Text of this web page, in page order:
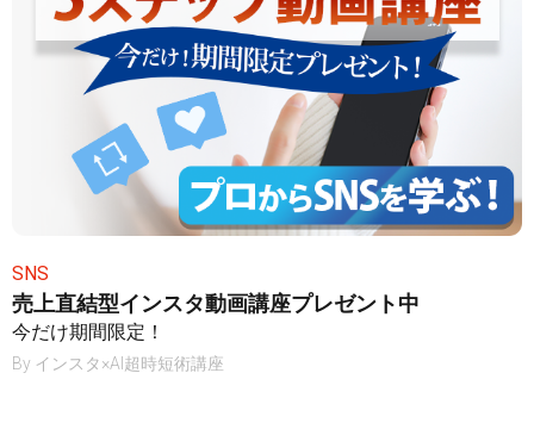
SNS
売上直結型インスタ動画講座プレゼント中
今だけ期間限定！
By インスタ×AI超時短術講座